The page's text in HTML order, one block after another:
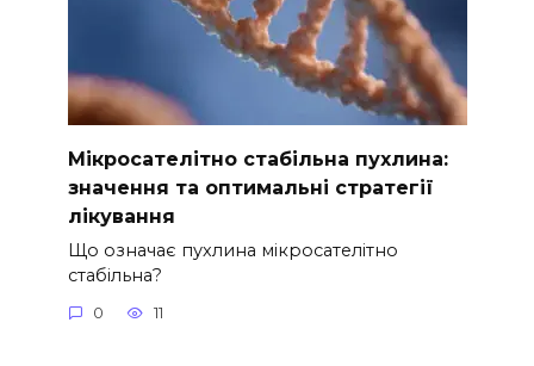
Мікросателітно стабільна пухлина:
значення та оптимальні стратегії
лікування
Що означає пухлина мікросателітно
стабільна?
0 11